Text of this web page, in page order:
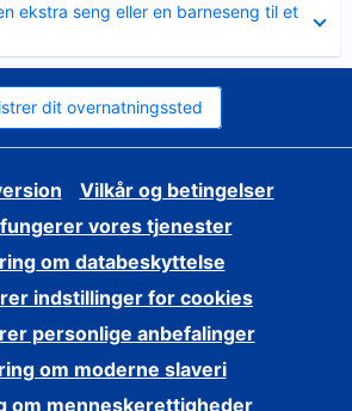
ekstra seng eller en barneseng til et
dit overnatningssted
Vilkår og betingelser
fungerer vores tjenester
om databeskyttelse
indstillinger for cookies
personlige anbefalinger
om moderne slaveri
om menneskerettigheder